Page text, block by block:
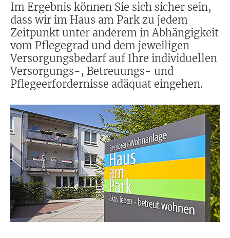
Im Ergebnis können Sie sich sicher sein,
dass wir im Haus am Park zu jedem
Zeitpunkt unter anderem in Abhängigkeit
vom Pflegegrad und dem jeweiligen
Versorgungsbedarf auf Ihre individuellen
Versorgungs-, Betreuungs- und
Pflegeerfordernisse adäquat eingehen.